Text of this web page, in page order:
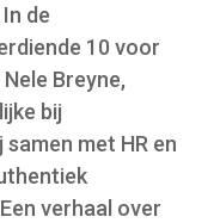
de
10 voor
Breyne,
bij
met HR en
verhaal over